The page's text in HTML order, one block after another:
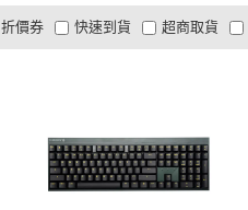
折價券
有影片
電視購物
快速到貨
超商取貨
低溫宅配